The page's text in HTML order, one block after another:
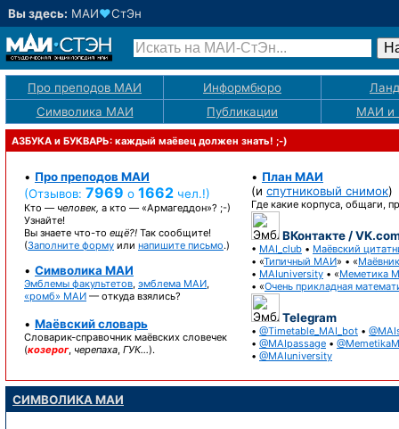
Вы здесь: МАИ♥СтЭн
Про преподов МАИ Информбюро
Символика МАИ
Публикации МАИ и
АЗБУКА и БУКВАРЬ: каждый маёвец должен знать! ;-)
• Про преподов МАИ
(Отзывов: 7969 о 1662 чел.!)
Кто — человек, а кто —«Армагеддон»? ;-)
Узнайте!
Вы знаете что-то ещё?! Так сообщите!
(Заполните форму или напишите письмо.)
• Символика МАИ
Эмблемы факультетов, эмблема МАИ,
«ромб» МАИ — откуда взялись?
• Маёвский словарь
Словарик-справочник маёвских словечек
(козерог, черепаха, ГУК…).
• План МАИ
(и спутниковый снимок)
Где какие корпуса, общаги,
ВКонтакте /
• MAI_club • Маёвский
• «Типичный МАИ» • «Маёвник
• MAIuniversity • «Меметика
• «Очень прикладная
Telegram
• @Timetable_MAI_bot •
• @MAIpassage •
• @MAIuniversity
СИМВОЛИКА МАИ